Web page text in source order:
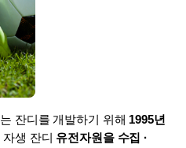
잔디를 개발하기 위해 1995년
자생 잔디 유전자원을 수집 ·